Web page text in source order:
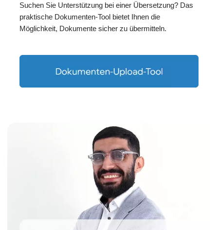
Suchen Sie Unterstützung bei einer Übersetzung? Das
praktische Dokumenten-Tool bietet Ihnen die
Möglichkeit, Dokumente sicher zu übermitteln.